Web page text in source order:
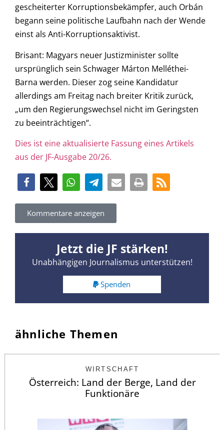
gescheiterter Korruptionsbekämpfer, auch Orbán
begann seine politische Laufbahn nach der Wende
einst als Anti-Korruptionsaktivist.
Brisant: Magyars neuer Justizminister sollte
ursprünglich sein Schwager Márton Melléthei-
Barna werden. Dieser zog seine Kandidatur
allerdings am Freitag nach breiter Kritik zurück,
„um den Regierungswechsel nicht im Geringsten
zu beeinträchtigen“.
Dies ist eine aktualisierte Fassung eines Artikels
aus der JF-Ausgabe 20/26.
Kommentare anzeigen
Jetzt die JF stärken!
Unabhängigen Journalismus unterstützen!
Spenden
ähnliche Themen
WIRTSCHAFT
Österreich: Land der Berge, Land der
Funktionäre